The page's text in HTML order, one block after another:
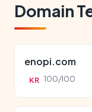
Domain
enopi.com
KR 100/100